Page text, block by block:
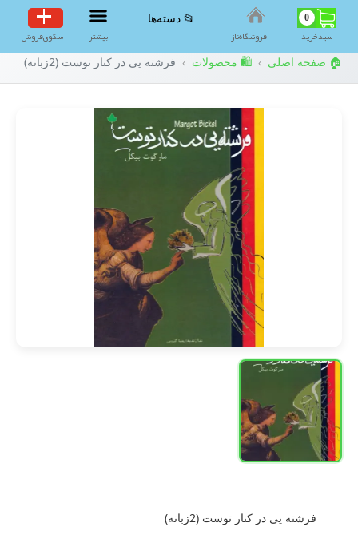
0
سبد‌خرید فروشگاه‌ناز
📂 دسته‌ها
بیشتر سکوی‌فروش
🏠 صفحه اصلی › 🛍️ محصولات › فرشته یی در کنار توست (2زبانه)
فرشته یی در کنار توست (2زبانه)